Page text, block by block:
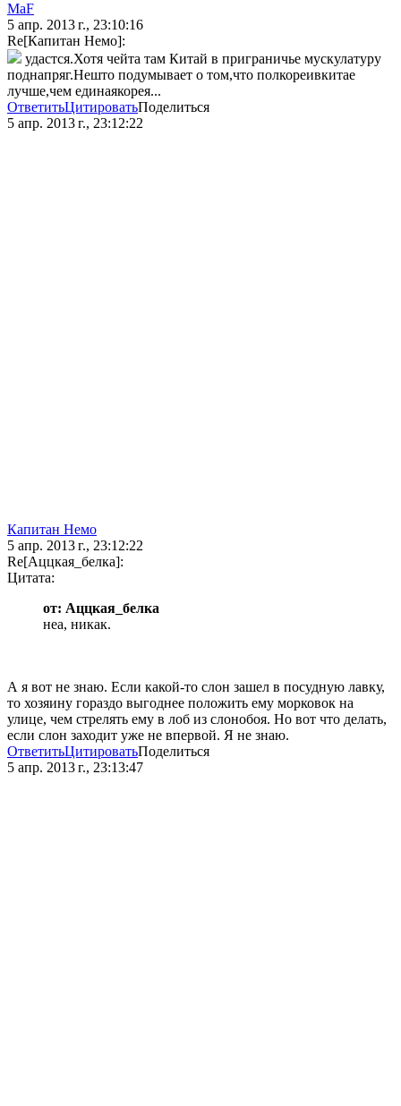
MaF
5 апр. 2013 г., 23:10:16
Re[Капитан Немо]:
удастся.Хотя чейта там Китай в приграничье мускулатуру
поднапряг.Нешто подумывает о том,что полкореивкитае
лучше,чем единаякорея...
ОтветитьЦитироватьПоделиться
5 апр. 2013 г., 23:12:22
Капитан Немо
5 апр. 2013 г., 23:12:22
Re[Аццкая_белка]:
Цитата:
от: Аццкая_белка
неа, никак.
А я вот не знаю. Если какой-то слон зашел в посудную лавку,
то хозяину гораздо выгоднее положить ему морковок на
улице, чем стрелять ему в лоб из слонобоя. Но вот что делать,
если слон заходит уже не впервой. Я не знаю.
ОтветитьЦитироватьПоделиться
5 апр. 2013 г., 23:13:47